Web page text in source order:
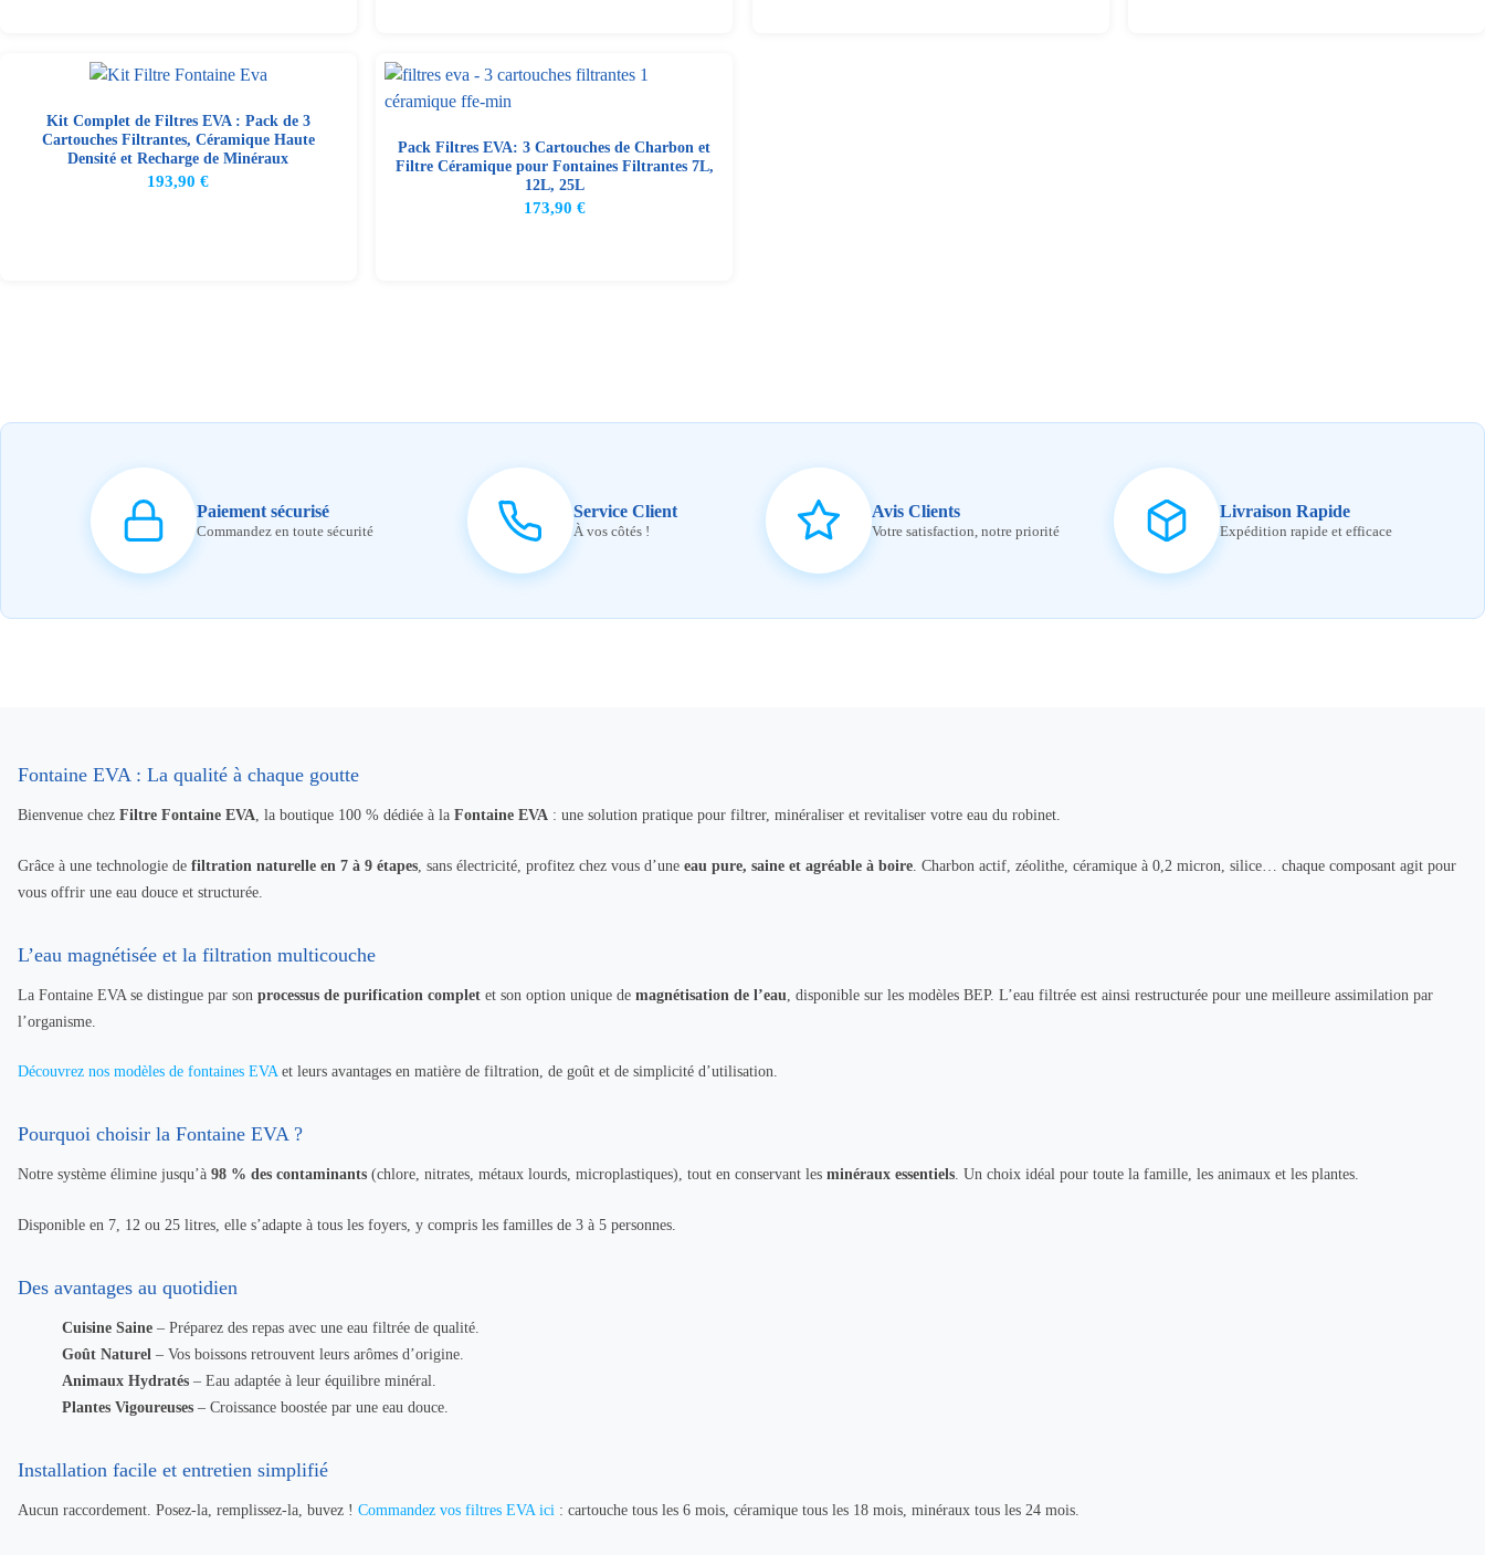
Kit Complet de Filtres EVA : Pack de 3
Cartouches Filtrantes, Céramique Haute
Densité et Recharge de Minéraux
193,90€
Pack Filtres EVA: 3 Cartouches de Charbon et
Filtre Céramique pour Fontaines Filtrantes 7L,
12L, 25L
173,90 €
Paiement sécurisé
Commandez en toute sécurité
Service Client
À vos côtés !
Avis Clients
Votre satisfaction, notre priorité
Livraison Rapide
Expédition rapide et efficace
Fontaine EVA : La qualité à chaque goutte
Bienvenue chez Filtre Fontaine EVA , la boutique 100 % dédiée à la Fontaine EVA : une solution pratique pour filtrer, minéraliser et revitaliser votre eau du robinet.
Grâce à une technologie de filtration naturelle en 7 à 9 étapes , sans électricité, profitez chez vous d’une eau pure, saine et agréable à boire . Charbon actif, zéolithe, céramique à 0,2 micron, silice… chaque composant agit pour
vous offrir une eau douce et structurée.
L’eau magnétisée et la filtration multicouche
La Fontaine EVA se distingue par son processus de purification complet et son option unique de magnétisation de l’eau , disponible sur les modèles BEP. L’eau filtrée est ainsi restructurée pour une meilleure assimilation par
l’organisme.
Découvrez nos modèles de fontaines EVAet leurs avantages en matière de filtration, de goût et de simplicité d’utilisation.
Pourquoi choisir la Fontaine EVA ?
Notre système élimine jusqu’à 98 % des contaminants (chlore, nitrates, métaux lourds, microplastiques), tout en conservant les minéraux essentiels. Un choix idéal pour toute la famille, les animaux et les plantes.
Disponible en 7, 12 ou 25 litres, elle s’adapte à tous les foyers, y compris les familles de 3 à 5 personnes.
Des avantages au quotidien
Cuisine Saine – Préparez des repas avec une eau filtrée de qualité.
Goût Naturel – Vos boissons retrouvent leurs arômes d’origine.
Animaux Hydratés – Eau adaptée à leur équilibre minéral.
Plantes Vigoureuses – Croissance boostée par une eau douce.
Installation facile et entretien simplifié
Aucun raccordement. Posez-la, remplissez-la, buvez ! Commandez vos filtres EVA ici : cartouche tous les 6 mois, céramique tous les 18 mois, minéraux tous les 24 mois.